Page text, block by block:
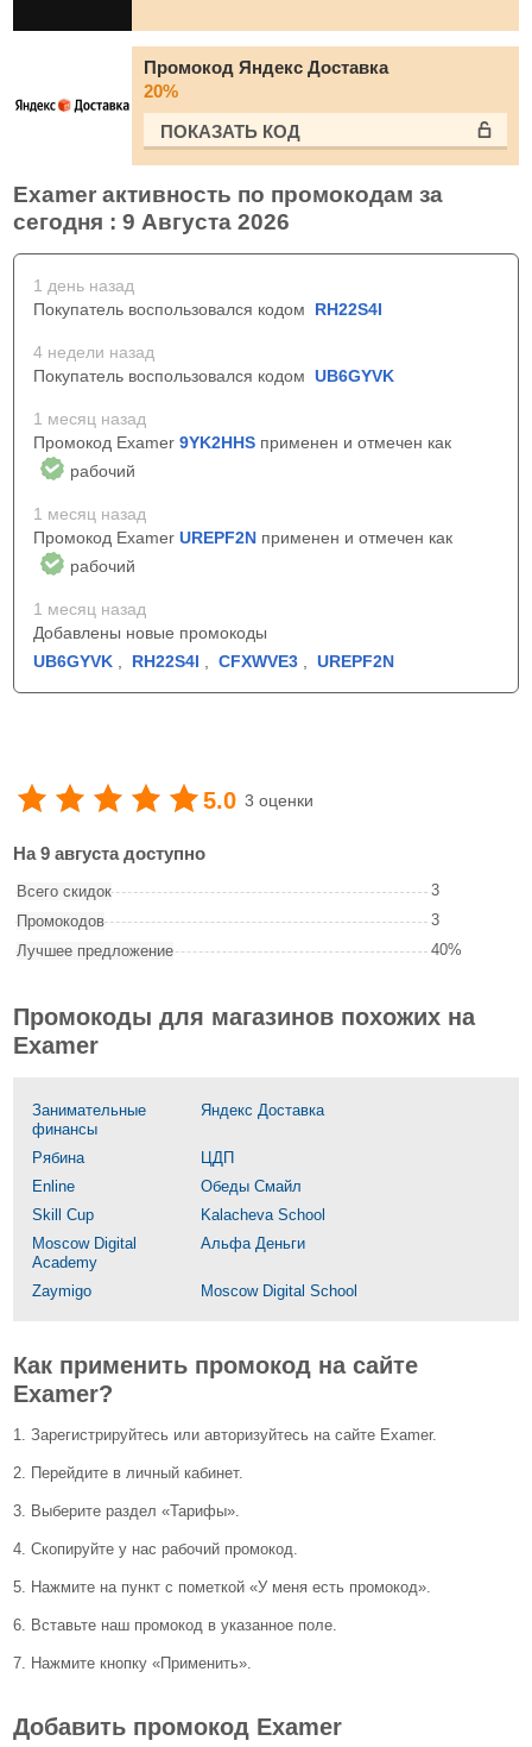
Промокод Яндекс Доставка
20%
ПОКАЗАТЬ КОД
Examer активность по промокодам за
сегодня : 9 Августа 2026
1 день назад
Покупатель воспользовался кодом RH22S4I
4 недели назад
Покупатель воспользовался кодом UB6GYVK
1 месяц назад
Промокод Examer 9YK2HHS применен и отмечен как
рабочий
1 месяц назад
Промокод Examer UREPF2N применен и отмечен как
рабочий
1 месяц назад
Добавлены новые промокоды
UB6GYVK
RH22S4I CFXWVE3 UREPF2N
5.0 3 оценки
На 9 августа доступно
Всего скидок
3
Промокодов
3
Лучшее предложение
40%
Промокоды для магазинов похожих на
Examer
Занимательные
финансы
Яндекс Доставка
Рябина
ЦДП
Enline
Обеды Смайл
Skill Сup
Kalacheva School
Moscow Digital
Academy
Альфа Деньги
Zaymigo Moscow Digital School
Как применить промокод на сайте
Examer?
1. Зарегистрируйтесь или авторизуйтесь на сайте Examer.
2. Перейдите в личный кабинет.
3. Выберите раздел «Тарифы».
4. Скопируйте у нас рабочий промокод.
5. Нажмите на пункт с пометкой «У меня есть промокод».
6. Вставьте наш промокод в указанное поле.
7. Нажмите кнопку «Применить».
Добавить промокод Examer